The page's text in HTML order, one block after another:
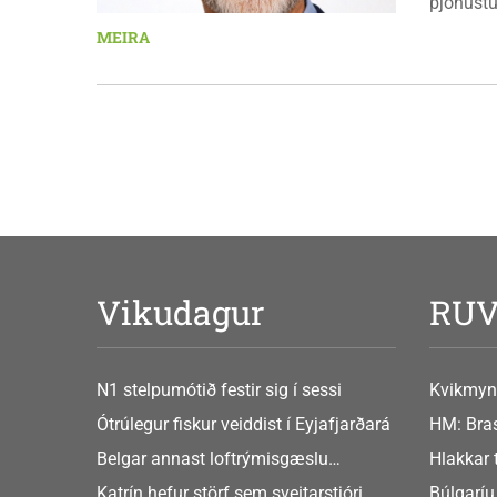
MEIRA
Vikudagur
N1 stelpumótið festir sig í sessi
Ótrúlegur fiskur veiddist í Eyjafjarðará
Belgar annast loftrýmisgæslu
Atlandshafsbandalagsins
GusGus
HM:
Hlakkar
Europe